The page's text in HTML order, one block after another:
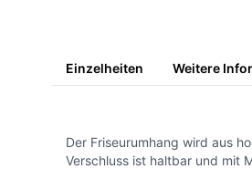
Einzelheiten Weitere
Der Friseurumhang wird aus
Verschluss ist haltbar und mit